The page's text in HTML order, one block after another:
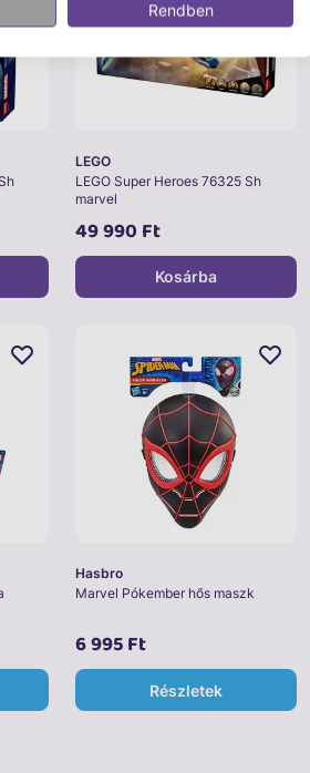
LEGO
LEGO Super Heroes 76325 Sh
marvel
49 990 Ft
Kosárba
Hasbro
Marvel Pókember hős maszk
6 995 Ft
Részletek
Rendben